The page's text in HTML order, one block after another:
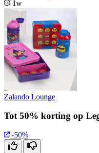
1w
Zalando Lounge
Tot 50% korting op
-50%